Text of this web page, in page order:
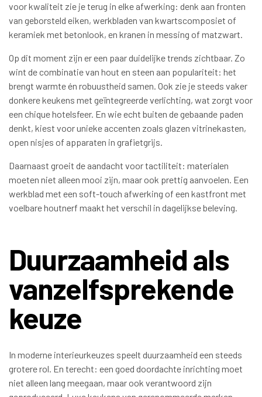
voor kwaliteit zie je terug in elke afwerking: denk aan fronten
van geborsteld eiken, werkbladen van kwartscomposiet of
keramiek met betonlook, en kranen in messing of matzwart.
Op dit moment zijn er een paar duidelijke trends zichtbaar. Zo
wint de combinatie van hout en steen aan populariteit: het
brengt warmte én robuustheid samen. Ook zie je steeds vaker
donkere keukens met geïntegreerde verlichting, wat zorgt voor
een chique hotelsfeer. En wie echt buiten de gebaande paden
denkt, kiest voor unieke accenten zoals glazen vitrinekasten,
open nisjes of apparaten in grafietgrijs.
Daarnaast groeit de aandacht voor tactiliteit: materialen
moeten niet alleen mooi zijn, maar ook prettig aanvoelen. Een
werkblad met een soft-touch afwerking of een kastfront met
voelbare houtnerf maakt het verschil in dagelijkse beleving.
Duurzaamheid als
vanzelfsprekende
keuze
In moderne interieurkeuzes speelt duurzaamheid een steeds
grotere rol. En terecht: een goed doordachte inrichting moet
niet alleen lang meegaan, maar ook verantwoord zijn